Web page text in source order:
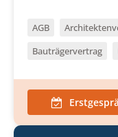
AGB
Bauträgervertrag